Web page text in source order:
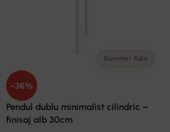
Summer Sale
-36%
Pendul dublu minimalist cilindric –
finisaj alb 30cm